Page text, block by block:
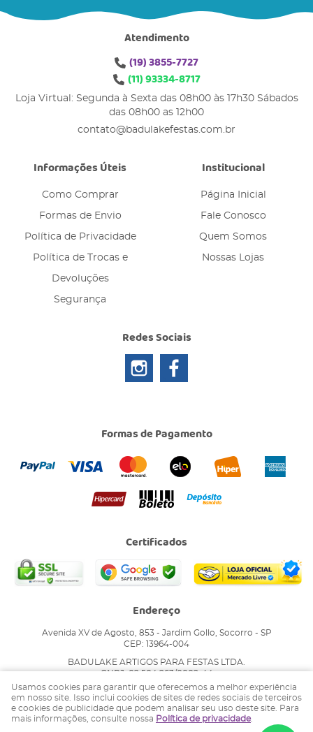
Atendimento
(19)3855-7727
(11)93334-8717
Loja Virtual: Segunda à Sexta das 08h00 às 17h30 Sábados
das 08h00 as 12h00
contato@badulakefestas.com.br
Informações Úteis
Como Comprar
Formas de Envio
Política de Privacidade
Política de Trocas e
Devoluções
Segurança
Institucional
Página Inicial
Fale Conosco
Quem Somos
Nossas Lojas
Redes Sociais
Formas de Pagamento
Certificados
Endereço
Avenida XV de Agosto, 853- Jardim Gollo, Socorro - SP
CEP: 13964-004
BADULAKE ARTIGOS PARA FESTAS LTDA.
CNPJ: 02.504.263/0002-44
LOJA VIRTUAL CRIADA POR
Usamos cookies para garantir que oferecemos a melhor experiência
em nosso site. Isso inclui cookies de sites de redes sociais de terceiros
e cookies de publicidade que podem analisar seu uso deste site. Para
mais informações, consulte nossa Política de privacidade.